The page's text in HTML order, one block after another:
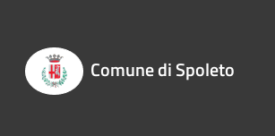
Comune di Spoleto